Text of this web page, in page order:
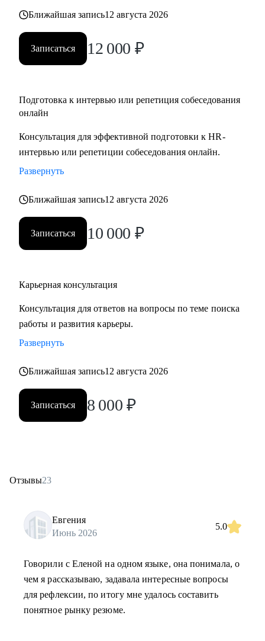
Ближайшая запись12 августа 2026
Записаться 12 000 ₽
Подготовка к интервью или репетиция собеседования
онлайн
Консультация для эффективной подготовки к HR-
интервью или репетиции собеседования онлайн.
Развернуть
Ближайшая запись12 августа 2026
Записаться 10 000 ₽
Карьерная консультация
Консультация для ответов на вопросы по теме поиска
работы и развития карьеры.
Развернуть
Ближайшая запись12 августа 2026
Записаться 8 000 ₽
Отзывы23
Евгения
Июнь 2026
5.0
Говорили с Еленой на одном языке, она понимала, о
чем я рассказываю, задавала интересные вопросы
для рефлексии, по итогу мне удалось составить
понятное рынку резюме.